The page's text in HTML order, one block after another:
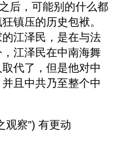
后，可能别的什么都
镇压的历史包袱。
江泽民，是在与法
江泽民在中南海舞
代了，但是他对中
且中共乃至整个中